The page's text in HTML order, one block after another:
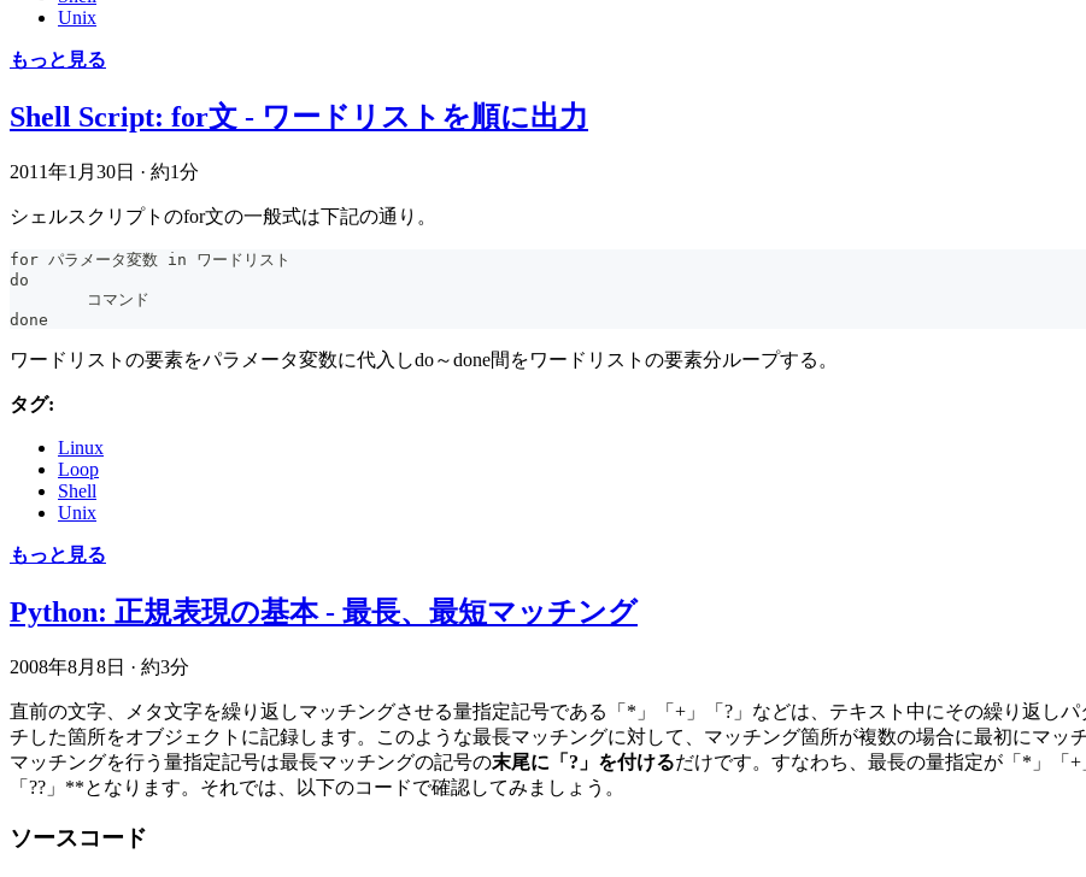
Unix
もっと見る
Shell Script: for文 - ワードリストを順に出力
2011年1月30日 · 約1分
シェルスクリプトのfor文の一般式は下記の通り。
for パラメータ変数 in ワードリスト
do
	コマンド
done
ワードリストの要素をパラメータ変数に代入しdo～done間をワードリストの要素分ループする。
タグ:
Linux
Loop
Shell
Unix
もっと見る
Python: 正規表現の基本 - 最長、最短マッチング
2008年8月8日 · 約3分
直前の文字、メタ文字を繰り返しマッチングさせる量指定記号である「*」「+」「?」などは、テキスト中にその繰り返し
チした箇所をオブジェクトに記録します。このような最長マッチングに対して、マッチング箇所が複数の場合に最初にマッ
マッチングを行う量指定記号は最長マッチングの記号の末尾に「?」を付けるだけです。すなわち、最長の量指定が「*」「
「??」**となります。それでは、以下のコードで確認してみましょう。
ソースコード